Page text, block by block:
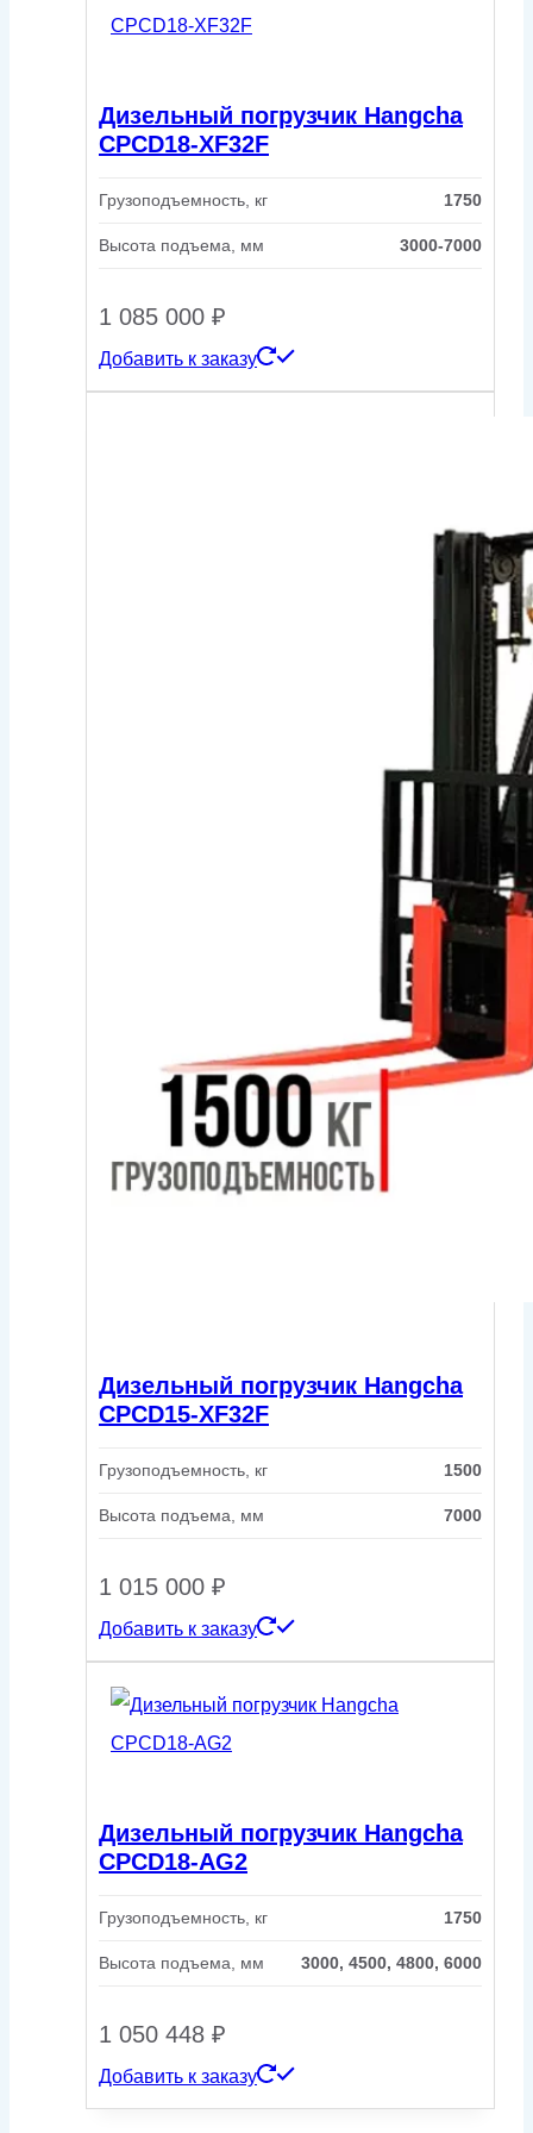
Дизельный погрузчик Hangcha
CPCD18-XF32F
Грузоподъемность, кг 1750
Высота подъема, мм 3000-7000
1 085 000 ₽
Добавить к заказу
Дизельный погрузчик Hangcha
CPCD15-XF32F
Грузоподъемность, кг 1500
Высота подъема, мм 7000
1 015 000 ₽
Добавить к заказу
Дизельный погрузчик Hangcha
CPCD18-AG2
Грузоподъемность, кг 1750
Высота подъема, мм 3000, 4500, 4800, 6000
1 050 448 ₽
Добавить к заказу